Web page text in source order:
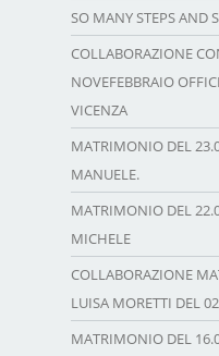
SO MANY STEPS AND
COLLABORAZIONE
NOVEFEBBRAIO
VICENZA
MATRIMONIO DEL
MANUELE.
MATRIMONIO DEL
MICHELE
COLLABORAZIONE
LUISA MORETTI DEL
MATRIMONIO DEL